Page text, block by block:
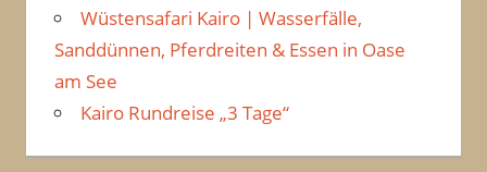
Wüstensafari Kairo | Wasserfälle,
Sanddünnen, Pferdreiten & Essen in Oase
am See
Kairo Rundreise „3 Tage“